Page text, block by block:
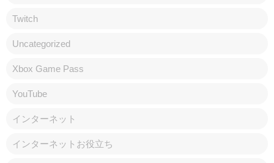
Twitch
Uncategorized
Xbox Game Pass
YouTube
インターネット
インターネットお役立ち